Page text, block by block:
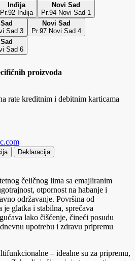
Inđija
Pr.92 Inđija
Novi Sad
Pr.94 Novi Sad 1
Sad 3
Novi Sad
Pr.97 Novi Sad 4
Sad 6
proizvoda
rate kreditnim i debitnim karticama
Deklaracija
čeličnog lima sa emajliranim
otpornost na habanje i
održavanje. Površina od
glatka i stabilna, sprečava
lako čišćenje, čineći posudu
upotrebu i zdravu pripremu
– idealne su za pripremu,